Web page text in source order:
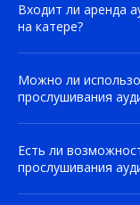
Входит ли аренда
на катере?
Можно ли
прослушивания
Есть ли
прослушивания